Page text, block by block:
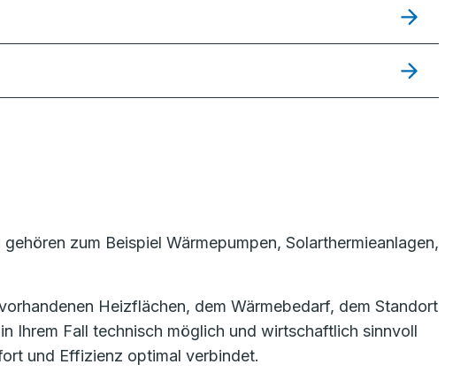
zum Beispiel Wärmepumpen, Solarthermieanlagen,
Heizflächen, dem Wärmebedarf, dem Standort
Ihrem Fall technisch möglich und wirtschaftlich sinnvoll
und Effizienz optimal verbindet.